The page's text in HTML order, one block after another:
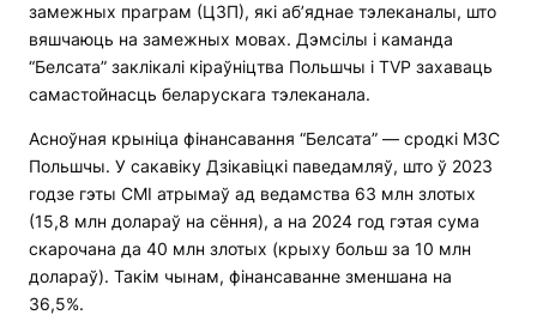
замежных праграм (ЦЗП), які аб’яднае тэлеканалы, што
вяшчаюць на замежных мовах. Дэмсілы і каманда
“Белсата” заклікалі кіраўніцтва Польшчы і TVP захаваць
самастойнасць беларускага тэлеканала.
Асноўная крыніца фінансавання “Белсата” — сродкі МЗС
Польшчы. У сакавіку Дзікавіцкі паведамляў, што ў 2023
годзе гэты СМІ атрымаў ад ведамства 63 млн злотых
(15,8 млн долараў на сёння), а на 2024 год гэтая сума
скарочана да 40 млн злотых (крыху больш за 10 млн
долараў). Такім чынам, фінансаванне зменшана на
36,5%.